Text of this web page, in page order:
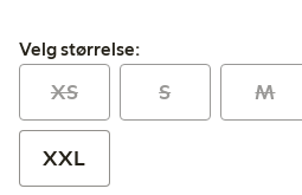
Velg størrelse:
Velg størrelse:
XS S M
XXL